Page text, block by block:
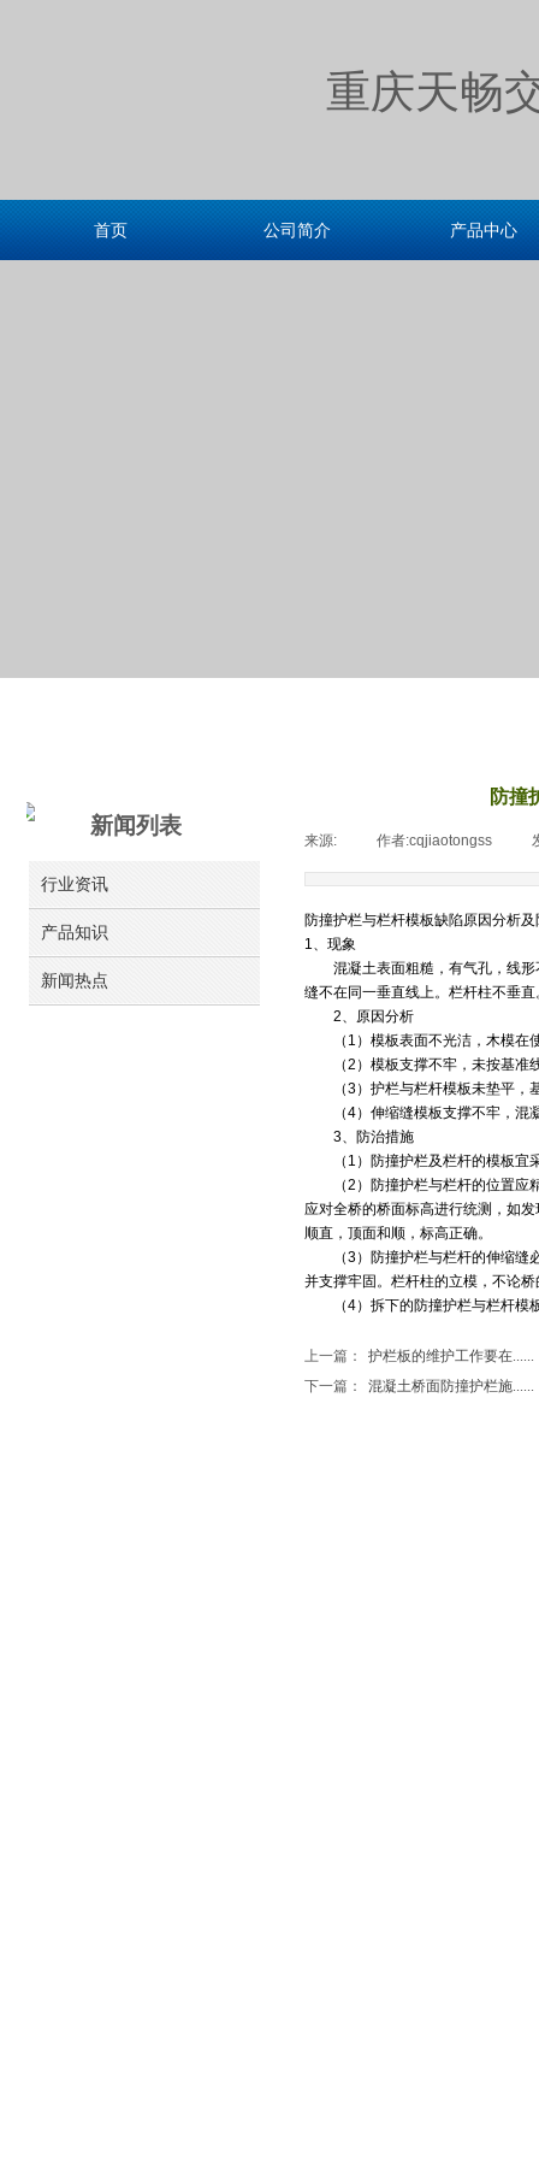
防撞
来源: 作者:cqjiaotongss
防撞护栏与栏杆模板缺陷原因分析
1、现象
混凝土表面粗糙，有气孔，线形
缝不在同一垂直线上。栏杆柱不垂直
2、原因分析
（1）模板表面不光洁，木模在使
（2）模板支撑不牢，未按基准
（3）护栏与栏杆模板未垫平，
（4）伸缩缝模板支撑不牢，混凝
3、防治措施
（1）防撞护栏及栏杆的模板宜采
（2）防撞护栏与栏杆的位置应精
应对全桥的桥面标高进行统测，如
顺直，顶面和顺，标高正确。
（3）防撞护栏与栏杆的伸缩缝必
并支撑牢固。栏杆柱的立模，不论
（4）拆下的防撞护栏与栏杆模
上一篇：
护栏板的维护工作要在......
下一篇：
混凝土桥面防撞护栏施......
行业资讯
产品知识
新闻热点
新闻列表
重庆天畅
首页 公司简介 产品中心